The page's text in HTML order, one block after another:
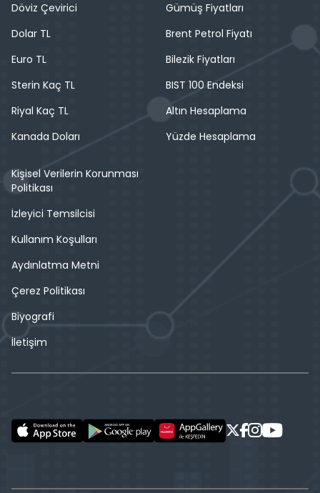
Döviz Çevirici
Dolar TL
Euro TL
Sterin Kaç TL
Riyal Kaç TL
Kanada Doları
Gümüş Fiyatları
Brent Petrol Fiyatı
Bilezik Fiyatları
BIST 100 Endeksi
Altın Hesaplama
Yüzde Hesaplama
Kişisel Verilerin Korunması
Politikası
İzleyici Temsilcisi
Kullanım Koşulları
Aydınlatma Metni
Çerez Politikası
Biyografi
İletişim